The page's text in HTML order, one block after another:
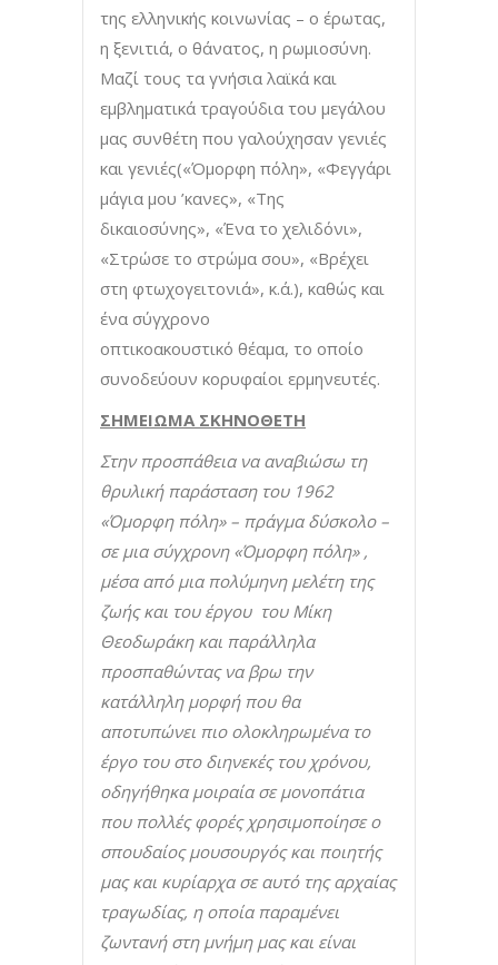
της ελληνικής κοινωνίας – ο έρωτας,
η ξενιτιά, ο θάνατος, η ρωμιοσύνη.
Μαζί τους τα γνήσια λαϊκά και
εμβληματικά τραγούδια του μεγάλου
μας συνθέτη που γαλούχησαν γενιές
και γενιές(«Όμορφη πόλη», «Φεγγάρι
μάγια μου ’κανες», «Της
δικαιοσύνης», «Ένα το χελιδόνι»,
«Στρώσε το στρώμα σου», «Βρέχει
στη φτωχογειτονιά», κ.ά.), καθώς και
ένα σύγχρονο
οπτικοακουστικό θέαμα, το οποίο
συνοδεύουν κορυφαίοι ερμηνευτές.
ΣΗΜΕΙΩΜΑ ΣΚΗΝΟΘΕΤΗ
Στην προσπάθεια να αναβιώσω τη
θρυλική παράσταση του 1962
«Όμορφη πόλη» – πράγμα δύσκολο –
σε μια σύγχρονη «Όμορφη πόλη» ,
μέσα από μια πολύμηνη μελέτη της
ζωής και του έργου του Μίκη
Θεοδωράκη και παράλληλα
προσπαθώντας να βρω την
κατάλληλη μορφή που θα
αποτυπώνει πιο ολοκληρωμένα το
έργο του στο διηνεκές του χρόνου,
οδηγήθηκα μοιραία σε μονοπάτια
που πολλές φορές χρησιμοποίησε ο
σπουδαίος μουσουργός και ποιητής
μας και κυρίαρχα σε αυτό της αρχαίας
τραγωδίας, η οποία παραμένει
ζωντανή στη μνήμη μας και είναι